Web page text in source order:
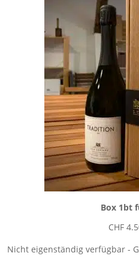
Box 1bt
CHF
Nicht eigenständig verfügbar -